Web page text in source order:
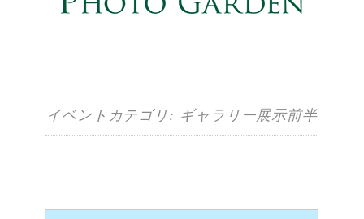
イベントカテゴリ: ギャラリー展示前半